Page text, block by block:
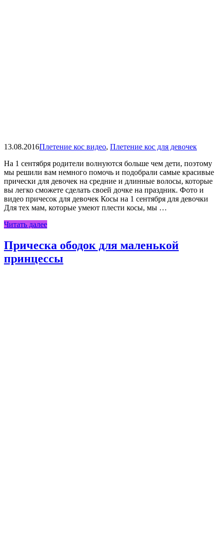
13.08.2016Плетение кос видео, Плетение кос для девочек
На 1 сентября родители волнуются больше чем дети, поэтому
мы решили вам немного помочь и подобрали самые красивые
прически для девочек на средние и длинные волосы, которые
вы легко сможете сделать своей дочке на праздник. Фото и
видео причесок для девочек Косы на 1 сентября для девочки
Для тех мам, которые умеют плести косы, мы …
Читать далее
Прическа ободок для маленькой
принцессы